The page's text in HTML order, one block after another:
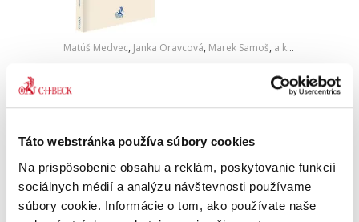
Táto webstránka používa súbory cookies
Na prispôsobenie obsahu a reklám, poskytovanie funkcií
sociálnych médií a analýzu návštevnosti používame
súbory cookie. Informácie o tom, ako používate naše
Matúš Medvec, Janka Oravcová, Marek Samoš, a kol.
26,67 €
Pre odborníkov špecializujúcich sa na oblasť
vývoja označovania výrobkov dôležité poznať i
veciach označení...